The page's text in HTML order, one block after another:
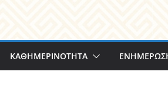
ΚΑΘΗΜΕΡΙΝΟΤΗΤΑ